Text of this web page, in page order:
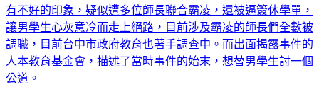
有不好的印象，疑似遭多位師長聯合霸凌，還被逼簽休學單，
讓男學生心灰意冷而走上絕路，目前涉及霸凌的師長們全數被
調職，目前台中市政府教育也著手調查中。而出面揭露事件的
人本教育基金會，描述了當時事件的始末，想替男學生討一個
公道。